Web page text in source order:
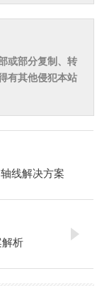
或部分复制、转
有其他侵犯本站
线解决方案
析